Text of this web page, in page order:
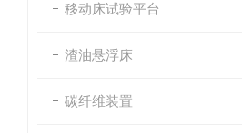
移动床试验平台
渣油悬浮床
碳纤维装置